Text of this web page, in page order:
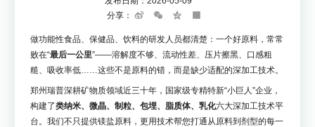
分享：
Sina
WeChatQzoneShare
做功能性食品、保健品、饮料的研发人员都清楚：一个好原料，常常
败在“最后一公里”——溶解度不够、流动性差、压片擦黑、口感粗
糙、吸收率低……这些不是原料的错，而是缺少适配的深加工技术。
郑州瑞普深耕矿物质领域近三十年，国家级专精特新“小巨人”企业，
构建了类纳米、微晶、制粒、包埋、脂质体、乳化六大深加工技术平
台。我们不只提供镁盐原料，更用技术帮您打通从原料到剂型的每一